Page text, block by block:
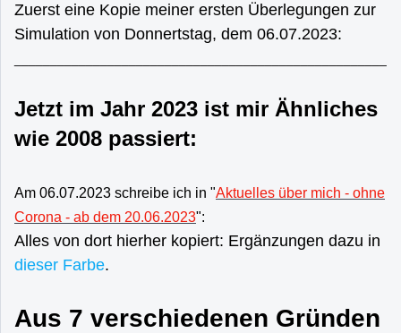
Zuerst eine Kopie meiner ersten Überlegungen zur
Simulation von Donnertstag, dem 06.07.2023:
Jetzt im Jahr 2023 ist mir Ähnliches
wie 2008 passiert:
Am 06.07.2023 schreibe ich in "Aktuelles über mich - ohne
Corona - ab dem 20.06.2023":
Alles von dort hierher kopiert: Ergänzungen dazu in
dieser Farbe.
Aus 7 verschiedenen Gründen